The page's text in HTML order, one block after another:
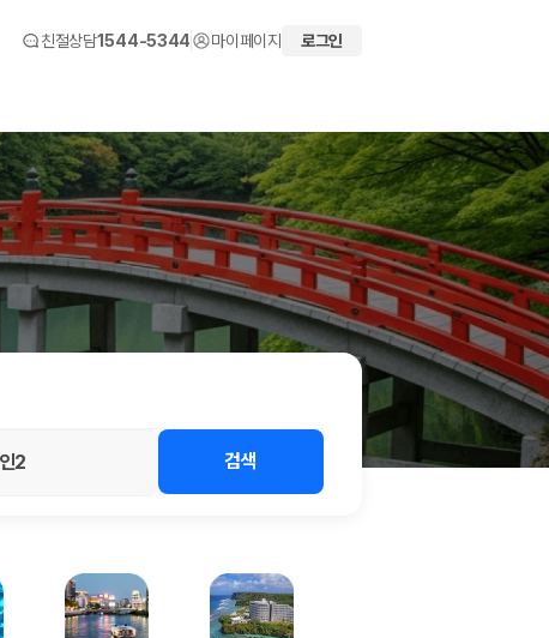
에서 비교해 사용자가 자신의 일정과 예산에 맞는 차량을 선택할 수 있도
친절상담1544-5344 마이페이지 로그인
2 검색